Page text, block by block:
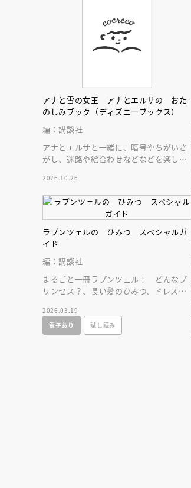
アナと雪の女王 アナとエルサの おた
のしみブック（ディズニーブックス）
編：講談社
アナとエルサと一緒に、暗号やちがいさ
がし、迷路や絵合わせなどなどを楽しも
2026.10.26
ラプンツェルの ひみつ スペシャルガ
イド
編：講談社
まるごと一冊ラプンツェル！ どんなプ
リンセス？、長い髪のひみつ、ドレスコ
がわかる！
2026.03.19
電子あり
試し読み